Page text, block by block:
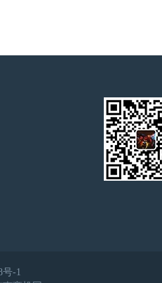
-1